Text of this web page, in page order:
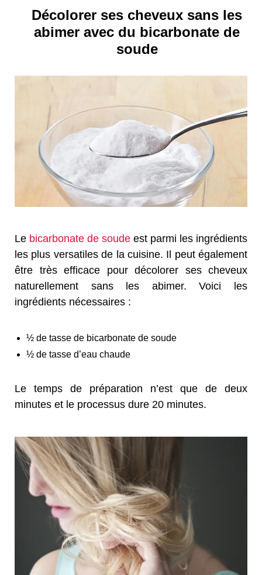
Décolorer ses cheveux sans les
abimer avec du bicarbonate de
soude
Le bicarbonate de soude est parmi les ingrédients
les plus versatiles de la cuisine. Il peut également
être très efficace pour décolorer ses cheveux
naturellement sans les abimer. Voici les
ingrédients nécessaires :
½ de tasse de bicarbonate de soude
½ de tasse d’eau chaude
Le temps de préparation n’est que de deux
minutes et le processus dure 20 minutes.